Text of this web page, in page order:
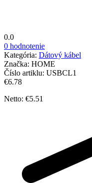
0.0
0 hodnotenie
Kategória: Dátový kábel
Značka: HOME
Číslo artiklu: USBCL1
€6.78
Netto: €5.51